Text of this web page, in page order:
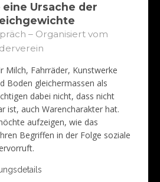
eine Ursache der
– Organisiert vom
Milch, Fahrräder, Kunstwerke
Boden gleichermassen als
dabei nicht, dass nicht
ist, auch Warencharakter hat.
aufzeigen, wie das
Begriffen in der Folge soziale